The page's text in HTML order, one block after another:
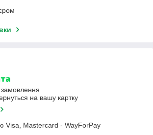
на вашу картку
Visa, Mastercard - WayForPay